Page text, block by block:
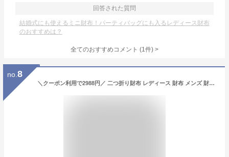
回答された質問
結婚式にも使えるミニ財布！パーティバッグにも入るレディース財布
のおすすめは？
全てのおすすめコメント (1件) >
no. 8
＼クーポン利用で2988円／ 二つ折り財布 レディース 財布 メンズ 財布 二つ折り レザー 牛革 ボックス型 BOX型 小銭入れ お札入れ ミニ財布 大容量 薄い 使いやすい カード収納 おしゃれ かわいい 女性 男性 【名入れ対象】